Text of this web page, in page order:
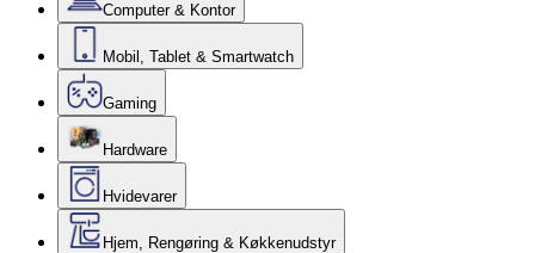
Computer & Kontor
Mobil, Tablet & Smartwatch
Gaming
Hardware
Hvidevarer
Hjem, Rengøring & Køkkenudstyr